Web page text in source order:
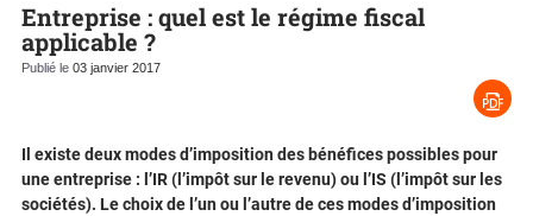
Entreprise : quel est le régime fiscal
applicable ?
Publié le 03 janvier 2017
Il existe deux modes d’imposition des bénéfices possibles pour
une entreprise : l’IR (l’impôt sur le revenu) ou l’IS (l’impôt sur les
sociétés). Le choix de l’un ou l’autre de ces modes d’imposition